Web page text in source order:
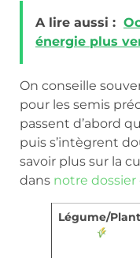
A lire aussi :
énergie plus
On conseille
pour les semis
passent d’abord
puis s’intègrent
savoir plus sur la
dans notre
Légume/